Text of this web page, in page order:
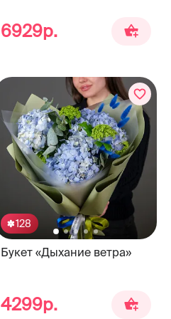
6929р.
128
Букет «Дыхание ветра»
4299р.